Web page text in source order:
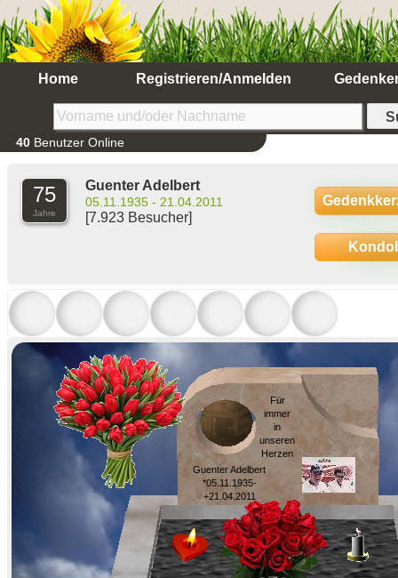
Home Registrieren/Anmelden
40 Benutzer Online
75
Jahre
Guenter Adelbert
05.11.1935 - 21.04.2011
[7.923 Besucher]
Guenter Adelbert
*05.11.1935-
+21.04.2011
Für
immer
in
unseren
Herzen